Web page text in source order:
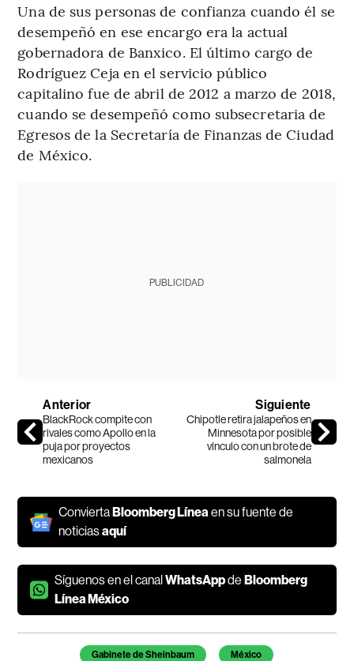
Una de sus personas de confianza cuando él se
desempeñó en ese encargo era la actual
gobernadora de Banxico. El último cargo de
Rodríguez Ceja en el servicio público
capitalino fue de abril de 2012 a marzo de 2018,
cuando se desempeñó como subsecretaria de
Egresos de la Secretaría de Finanzas de Ciudad
de México.
PUBLICIDAD
Anterior
BlackRock compite con
rivales como Apollo en la
puja por proyectos
mexicanos
Siguiente
Chipotle retira jalapeños en
Minnesota por posible
vínculo con un brote de
salmonela
Convierta Bloomberg Líneaen su fuente de
noticiasaquí
Síguenos en el canalWhatsAppde Bloomberg
Línea México
Temas de este artículo
Gabinete de Sheinbaum México